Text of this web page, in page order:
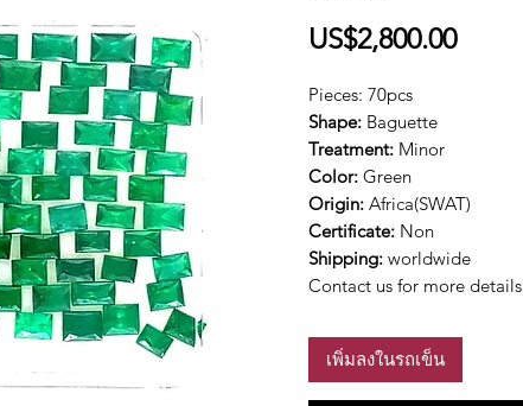
US$2,800.00ราคา
Pieces: 70pcs
Shape: Baguette
Treatment: Minor
Color: Green
Origin: Africa(SWAT)
Certificate: Non
Shipping: worldwide
Contact us for more details
เพิ่มลงในรถเข็น